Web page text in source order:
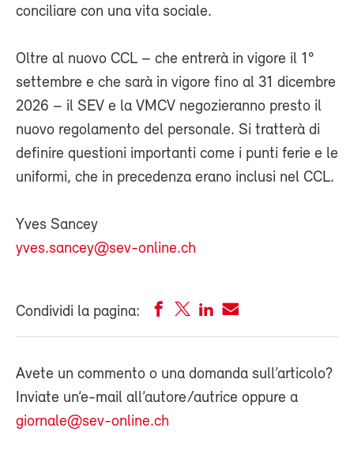
conciliare con una vita sociale.
Oltre al nuovo CCL – che entrerà in vigore il 1°
settembre e che sarà in vigore fino al 31 dicembre
2026 – il SEV e la VMCV negozieranno presto il
nuovo regolamento del personale. Si tratterà di
definire questioni importanti come i punti ferie e le
uniformi, che in precedenza erano inclusi nel CCL.
Yves Sancey
yves.sancey@sev-online.ch
Condividi la pagina:
Avete un commento o una domanda sull’articolo?
Inviate un’e-mail all’autore/autrice oppure a
giornale@sev-online.ch